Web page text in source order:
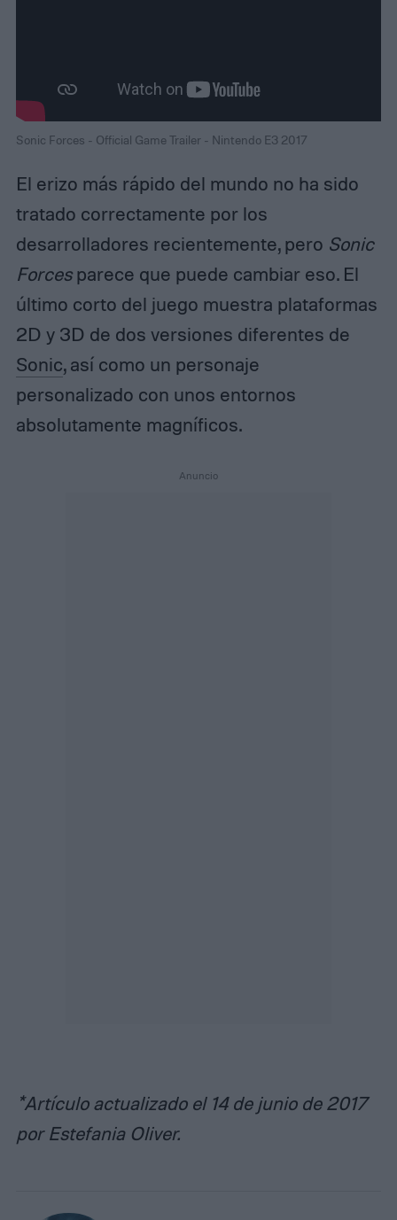
Sonic Forces - Official Game Trailer - Nintendo E3 2017
El erizo más rápido del mundo no ha sido
tratado correctamente por los
desarrolladores recientemente, pero Sonic
Forcesparece que puede cambiar eso. El
último corto del juego muestra plataformas
2D y 3D de dos versiones diferentes de
Sonic, así como un personaje
personalizado con unos entornos
absolutamente magníficos.
*Artículo actualizado el 14 de junio de 2017
por Estefania Oliver.